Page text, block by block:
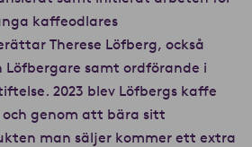
kaffeodlares
Therese Löfberg, också
samt ordförande i
2023 blev Löfbergs kaffe
och genom att bära sitt
man säljer kommer ett extra